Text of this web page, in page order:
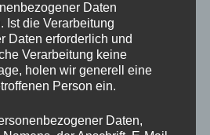
Daten
Ist die Verarbeitung
Daten erforderlich und
Verarbeitung keine
holen wir generell eine
Person ein.
Daten,